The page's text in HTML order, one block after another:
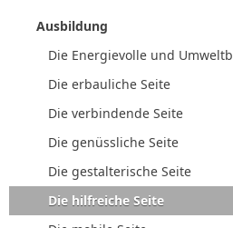
Ausbildung
Die Energievolle und
Die erbauliche Seite
Die verbindende Seite
Die genüssliche Seite
Die gestalterische Seite
Die hilfreiche Seite